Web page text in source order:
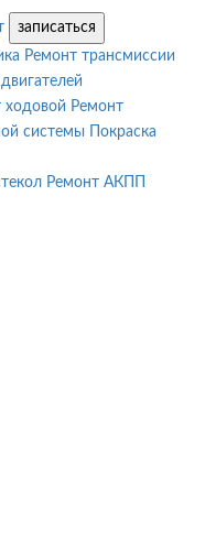
записаться
Ремонт трансмиссии
ходовой Ремонт
системы
Покраска
Ремонт АКПП